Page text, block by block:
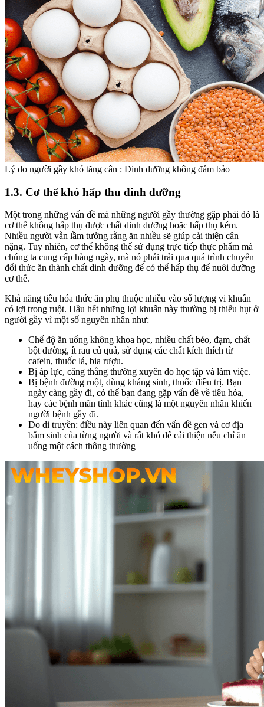
Lý do người gầy khó tăng cân : Dinh dưỡng không đảm bảo
1.3. Cơ thể khó hấp thu dinh dưỡng
Một trong những vấn đề mà những người gầy thường gặp phải đó là
cơ thể không hấp thụ được chất dinh dưỡng hoặc hấp thụ kém.
Nhiều người vẫn lầm tưởng rằng ăn nhiều sẽ giúp cải thiện cân
nặng. Tuy nhiên, cơ thể không thể sử dụng trực tiếp thực phẩm mà
chúng ta cung cấp hàng ngày, mà nó phải trải qua quá trình chuyển
đổi thức ăn thành chất dinh dưỡng để có thể hấp thụ để nuôi dưỡng
cơ thể.
Khả năng tiêu hóa thức ăn phụ thuộc nhiều vào số lượng vi khuẩn
có lợi trong ruột. Hầu hết những lợi khuẩn này thường bị thiếu hụt ở
người gầy vì một số nguyên nhân như:
Chế độ ăn uống không khoa học, nhiều chất béo, đạm, chất
bột đường, ít rau củ quả, sử dụng các chất kích thích từ
cafein, thuốc lá, bia rượu.
Bị áp lực, căng thẳng thường xuyên do học tập và làm việc.
Bị bệnh đường ruột, dùng kháng sinh, thuốc điều trị. Bạn
ngày càng gầy đi, có thể bạn đang gặp vấn đề về tiêu hóa,
hay các bệnh mãn tính khác cũng là một nguyên nhân khiến
người bệnh gầy đi.
Do di truyền: điều này liên quan đến vấn đề gen và cơ địa
bẩm sinh của từng người và rất khó để cải thiện nếu chỉ ăn
uống một cách thông thường